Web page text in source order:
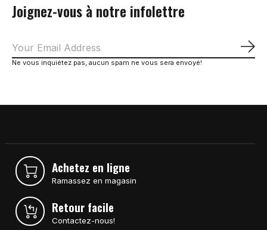
Joignez-vous à notre infolettre
Ne vous inquiétez pas, aucun spam ne vous sera envoyé!
Achetez en ligne
Ramassez en magasin
Retour facile
Contactez-nous!